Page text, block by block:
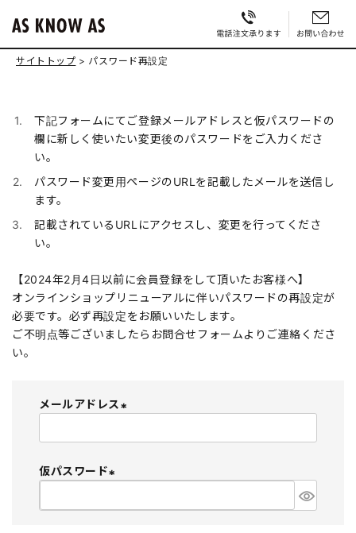
サイトトップ パスワード再設定
下記フォームにてご登録メールアドレスと仮パスワードの
欄に新しく使いたい変更後のパスワードをご入力くださ
い。
パスワード変更用ページのURLを記載したメールを送信し
ます。
記載されているURLにアクセスし、変更を行ってくださ
い。
【2024年2月4日以前に会員登録をして頂いたお客様へ】
オンラインショップリニューアルに伴いパスワードの再設定が
必要です。必ず再設定をお願いいたします。
ご不明点等ございましたらお問合せフォームよりご連絡くださ
い。
メールアドレス
必
)
仮パスワード
必